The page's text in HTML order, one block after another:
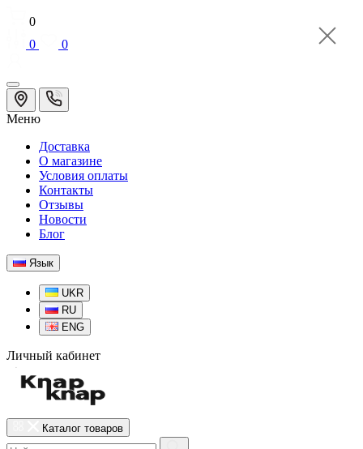
0
0
0
Меню
Доставка
О магазине
Условия оплаты
Контакты
Отзывы
Новости
Блог
Язык
UKR
RU
ENG
Личный кабинет
Каталог товаров